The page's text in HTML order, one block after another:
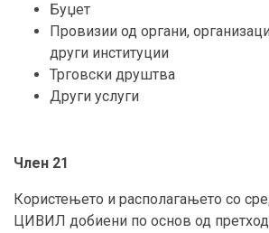
Буџет
Провизии од органи,
други институции
Трговски друштва
Други услуги
Член 21
Користењето и располагањето со
ЦИВИЛ добиени по основ од